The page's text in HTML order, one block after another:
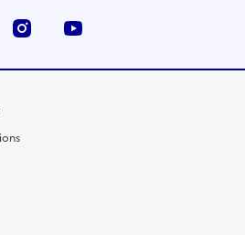
LinkedIn Instagram